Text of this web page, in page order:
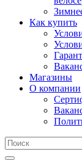
Как купить
Магазины
О компании